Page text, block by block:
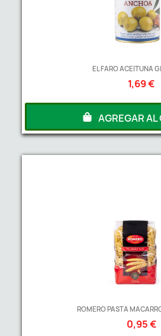
EL FARO ACEITUNA
1,69 €
AGREGAR AL
ROMERO PASTA
0,95 €